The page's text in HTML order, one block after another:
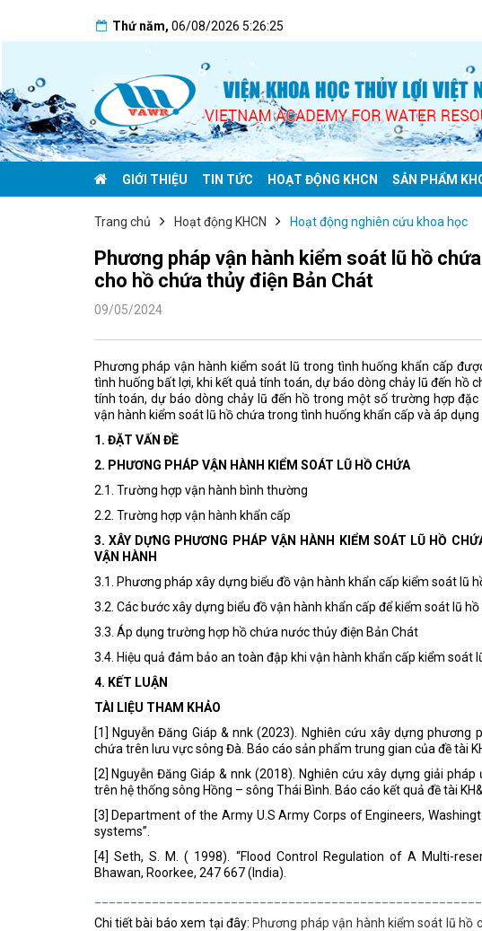
Thứ năm, 06/08/2026 5:26:26
GIỚI THIỆU TIN TỨC HOẠT ĐỘNG KHCN SẢN PHẨM
Trang chủ Hoạt động KHCN Hoạt động nghiên cứu khoa học
Phương pháp vận hành kiểm soát lũ hồ
cho hồ chứa thủy điện Bản Chát
09/05/2024
Phương pháp vận hành kiểm soát lũ trong tình huống khẩn cấp
tình huống bất lợi, khi kết quả tính toán, dự báo dòng chảy lũ đến hồ
tính toán, dự báo dòng chảy lũ đến hồ trong một số trường hợp
vận hành kiểm soát lũ hồ chứa trong tình huống khẩn cấp và áp
1. ĐẶT VẤN ĐỀ
2. PHƯƠNG PHÁP VẬN HÀNH KIỂM SOÁT LŨ HỒ CHỨA
2.1. Trường hợp vận hành bình thường
2.2. Trường hợp vận hành khẩn cấp
3. XÂY DỰNG PHƯƠNG PHÁP VẬN HÀNH KIỂM SOÁT LŨ HỒ
VẬN HÀNH
3.1. Phương pháp xây dựng biểu đồ vận hành khẩn cấp kiểm soát lũ
3.2. Các bước xây dựng biểu đồ vận hành khẩn cấp để kiểm soát lũ
3.3. Áp dụng trường hợp hồ chứa nước thủy điện Bản Chát
3.4. Hiệu quả đảm bảo an toàn đập khi vận hành khẩn cấp kiểm soát
4. KẾT LUẬN
TÀI LIỆU THAM KHẢO
[1] Nguyễn Đăng Giáp & nnk (2023). Nghiên cứu xây dựng
chứa trên lưu vực sông Đà. Báo cáo sản phẩm trung gian của đề tài
[2] Nguyễn Đăng Giáp & nnk (2018). Nghiên cứu xây dựng giải
trên hệ thống sông Hồng – sông Thái Bình. Báo cáo kết quả đề tài
[3] Department of the Army U.S Army Corps of Engineers,
systems”.
[4] Seth, S. M. ( 1998). “Flood Control Regulation of A Multi-
Bhawan, Roorkee, 247 667 (India).
Chi tiết bài báo xem tại đây: Phương pháp vận hành kiểm soát lũ